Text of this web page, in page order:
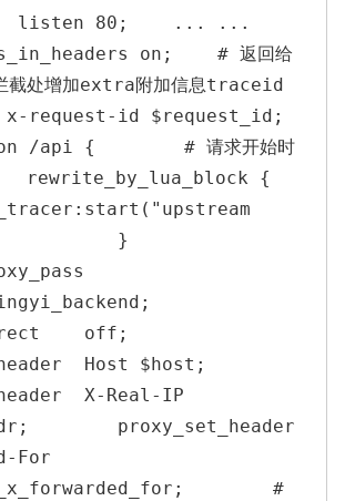
listen 80;    ... ...
on;    # 返回给
截处增加extra附加信息traceid
x-request-id $request_id;
rewrite_by_lua_block {
}
off;
Host $host;
X-Real-IP
proxy_set_header
For
#